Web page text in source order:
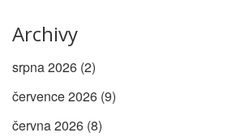
Archivy
srpna 2026 (2)
července 2026 (9)
června 2026 (8)